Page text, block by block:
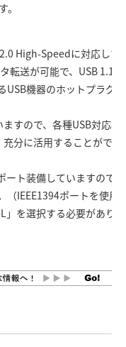
High-Speedに対応した
転送が可能で、USB 1.1
USB機器のホットプラグ
すので、各種USB対応
分に活用することができ
ート装備していますので
（IEEE1394ポートを使用
」を選択する必要があり